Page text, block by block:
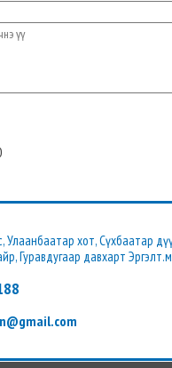
Улаанбаатар хот, Сүхбаатар
Гуравдугаар давхарт